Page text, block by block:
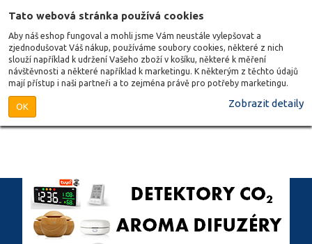
Tato webová stránka používá cookies
Aby náš eshop fungoval a mohli jsme Vám neustále vylepšovat a
zjednodušovat Váš nákup, používáme soubory cookies, některé z nich
slouží například k udržení Vašeho zboží v košíku, některé k měření
návštěvnosti a některé například k marketingu. K některým z těchto údajů
mají přístup i naši partneři a to zejména právě pro potřeby marketingu.
OK Zobrazit detaily